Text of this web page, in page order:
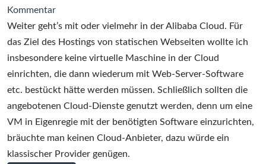
Kommentarzu
Cloud-
Geschichten
–
Teil
3
–
OSS,
das
schnelle
Weiter geht’s mit oder vielmehr in der Alibaba Cloud. Für
das Ziel des Hostings von statischen Webseiten wollte ich
insbesondere keine virtuelle Maschine in der Cloud
einrichten, die dann wiederum mit Web-Server-Software
etc. bestückt hätte werden müssen. Schließlich sollten die
angebotenen Cloud-Dienste genutzt werden, denn um eine
VM in Eigenregie mit der benötigten Software einzurichten,
bräuchte man keinen Cloud-Anbieter, dazu würde ein
klassischer Provider genügen.